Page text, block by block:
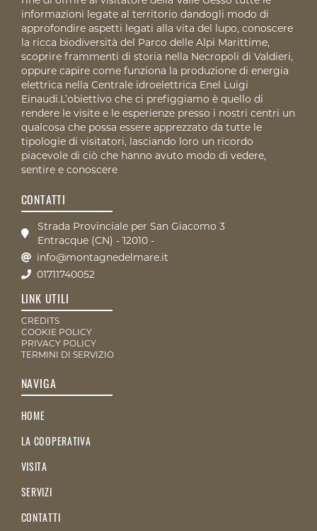
informazioni legate al territorio dandogli modo di
approfondire aspetti legati alla vita del lupo, conoscere
la ricca biodiversità del Parco delle Alpi Marittime,
scoprire frammenti di storia nella Necropoli di Valdieri,
oppure capire come funziona la produzione di energia
elettrica nella Centrale idroelettrica Enel Luigi
Einaudi.L’obiettivo che ci prefiggiamo è quello di
rendere le visite e le esperienze presso i nostri centri un
qualcosa che possa essere apprezzato da tutte le
tipologie di visitatori, lasciando loro un ricordo
piacevole di ciò che hanno avuto modo di vedere,
sentire e conoscere
CONTATTI
Strada Provinciale per San Giacomo 3
Entracque (CN) - 12010 -
info@montagnedelmare.it
01711740052
LINK UTILI
CREDITS
COOKIE POLICY
PRIVACY POLICY
TERMINI DI SERVIZIO
NAVIGA
HOME
LA COOPERATIVA
VISITA
SERVIZI
CONTATTI